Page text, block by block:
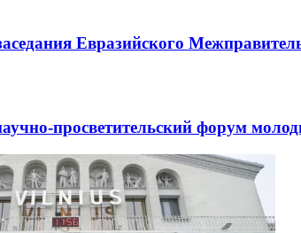
Евразийского
просветительский форум